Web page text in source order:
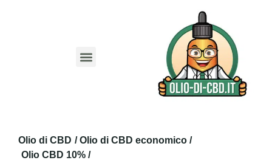
Olio di CBD / Olio di CBD economico /
Olio CBD 10% /